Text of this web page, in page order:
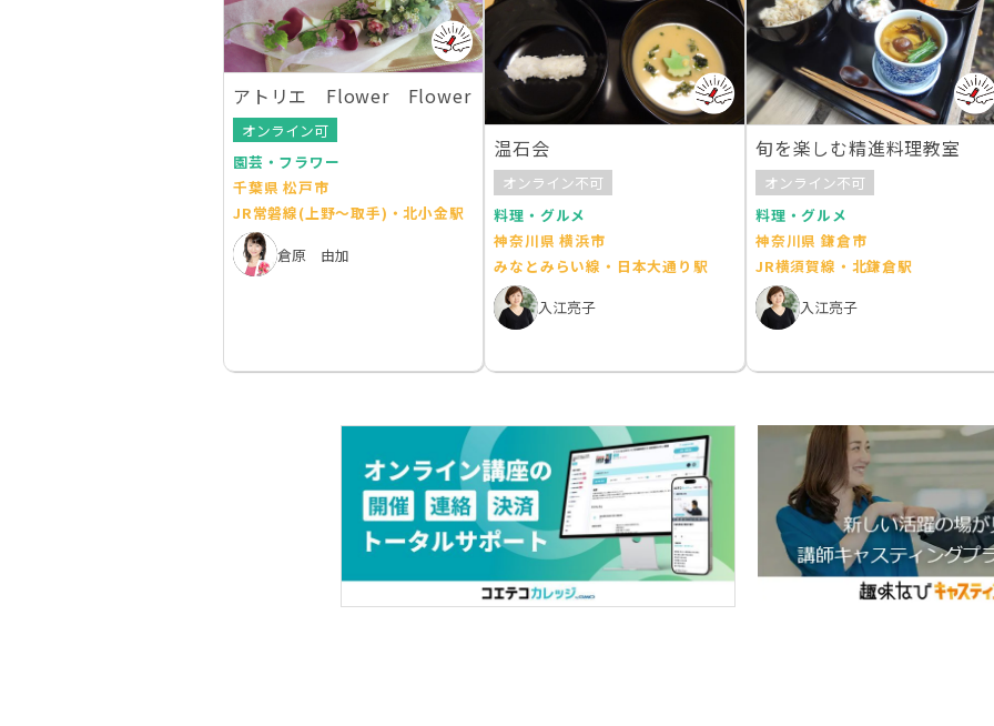
アトリエ Flower Flower
オンライン可
園芸・フラワー
千葉県 松戸市
JR常磐線(上野～取手)・北小金駅
倉原 由加
温石会
オンライン不可
料理・グルメ
神奈川県 横浜市
みなとみらい線・日本大通り駅
入江亮子
旬を楽しむ精進料理教室
オンライン不可
料理・グルメ
神奈川県 鎌倉市
JR横須賀線・北鎌倉駅
入江亮子